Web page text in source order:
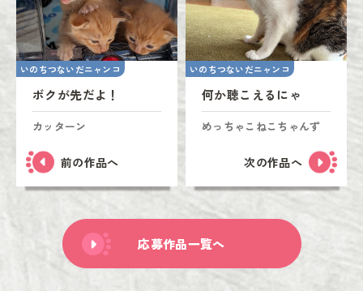
いのちつないだニャンコ
ボクが先だよ！
カッターン
前の作品へ
いのちつないだニャンコ
何か聴こえるにゃ
めっちゃこねこちゃんず
次の作品へ
応募作品一覧へ